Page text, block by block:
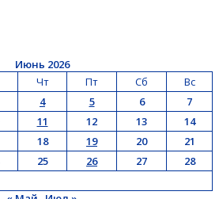
Июнь 2026
Чт Пт Сб
Вс
4 5 6
7
11 12 13
14
18 19 20
21
25 26 27
28